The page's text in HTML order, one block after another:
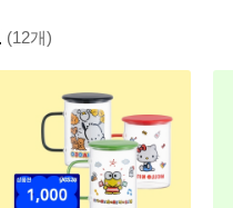
(12개)